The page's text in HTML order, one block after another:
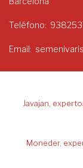
Teléfono
Email
Javajan,
Moneder,